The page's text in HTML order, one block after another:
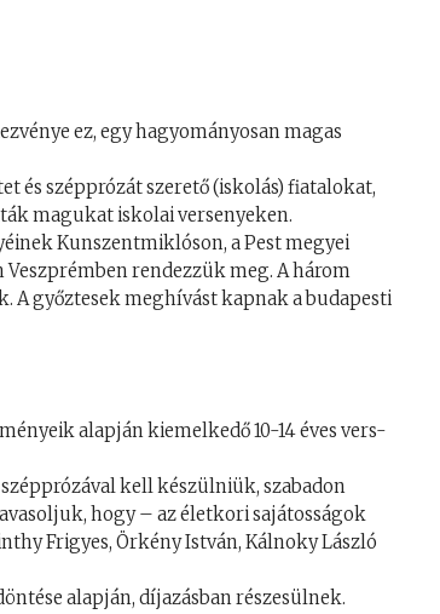
ez, egy hagyományosan magas
és szépprózát szerető (iskolás) fiatalokat,
magukat iskolai versenyeken.
Kunszentmiklóson, a Pest megyei
rendezzük meg. A három
A győztesek meghívást kapnak a budapesti
alapján kiemelkedő 10-14 éves vers-
kell készülniük, szabadon
hogy – az életkori sajátosságok
Frigyes, Örkény István, Kálnoky László
alapján, díjazásban részesülnek.